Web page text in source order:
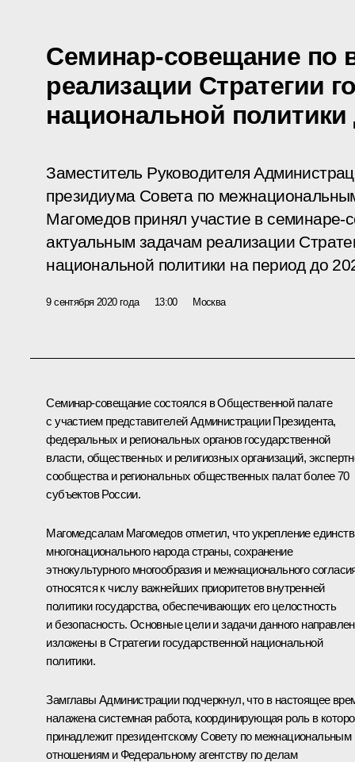
Семинар-совещание по
реализации Стратегии
национальной политики
Заместитель Руководителя
президиума Совета по
Магомедов принял участие в
актуальным задачам реализации
национальной политики на период до
9 сентября 2020 года 13:00 Москва
Семинар-совещание состоялся в Общественной палате
с участием представителей Администрации Президента,
федеральных и региональных органов государственной
власти, общественных и религиозных организаций,
сообщества и региональных общественных палат более 70
субъектов России.
Магомедсалам Магомедовотметил, что укрепление
многонационального народа страны, сохранение
этнокультурного многообразия и межнационального
относятся к числу важнейших приоритетов внутренней
политики государства, обеспечивающих его целостность
и безопасность. Основные цели и задачи данного
изложены в Стратегии государственной национальной
политики.
Замглавы Администрации подчеркнул, что в настоящее
налажена системная работа, координирующая роль в
принадлежит президентскому Совету по межнациональным
отношениям и Федеральному агентству по делам